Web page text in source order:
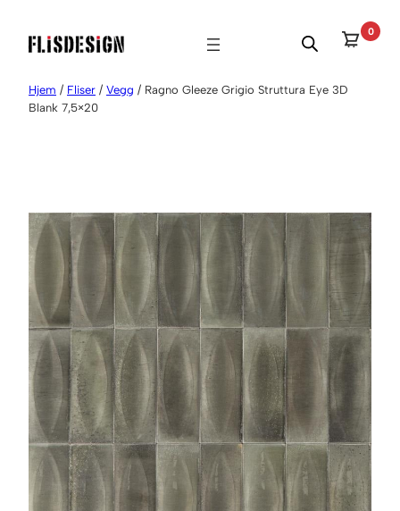
innhold
0
Hjem / Fliser / Vegg / Ragno Gleeze Grigio Struttura Eye 3D
Blank 7,5×20